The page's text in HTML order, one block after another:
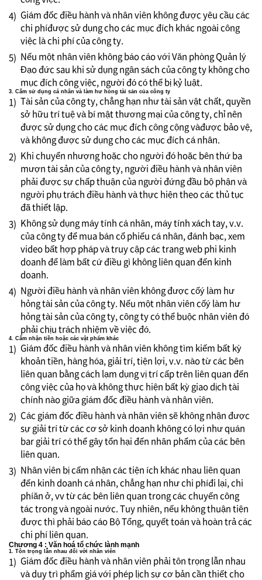
4) Giám đốc điều hành và nhân viên không được yêu cầu các
chi phíđược sử dụng cho các mục đích khác ngoài công
việc là chi phí của công ty.
5) Nếu một nhân viên không báo cáo với Văn phòng Quản lý
Đạo đức sau khi sử dụng ngân sách của công ty không cho
mục đích công việc, người đó có thể bị kỷ luật.
3. Cấm sử dụng cá nhân và làm hư hỏng tài sản của công ty
1) Tài sản của công ty, chẳng hạn như tài sản vật chất, quyền
sở hữu trí tuệ và bí mật thương mại của công ty, chỉ nên
được sử dụng cho các mục đích công cộng vàđược bảo vệ,
và không được sử dụng cho các mục đích cá nhân.
2) Khi chuyển nhượng hoặc cho người đó hoặc bên thứ ba
mượn tài sản của công ty, người điều hành và nhân viên
phải được sự chấp thuận của người đứng đầu bộ phận và
người phụ trách điều hành và thực hiện theo các thủ tục
đã thiết lập.
3) Không sử dụng máy tính cá nhân, máy tính xách tay, v.v.
của công ty để mua bán cổ phiếu cá nhân, đánh bạc, xem
video bất hợp pháp và truy cập các trang web phi kinh
doanh để làm bất cứ điều gì không liên quan đến kinh
doanh.
4) Người điều hành và nhân viên không được cốý làm hư
hỏng tài sản của công ty. Nếu một nhân viên cốý làm hư
hỏng tài sản của công ty, công ty có thể buộc nhân viên đó
phải chịu trách nhiệm về việc đó.
4. Cấm nhận tiền hoặc các vật phẩm khác
1) Giám đốc điều hành và nhân viên không tìm kiếm bất kỳ
khoản tiền, hàng hóa, giải trí, tiện lợi, v.v. nào từ các bên
liên quan bằng cách lạm dụng vị trí cấp trên liên quan đến
công việc của họ và không thực hiện bất kỳ giao dịch tài
chính nào giữa giám đốc điều hành và nhân viên.
2) Các giám đốc điều hành và nhân viên sẽ không nhận được
sự giải trí từ các cơ sở kinh doanh không có lợi như quán
bar giải trí có thể gây tổn hại đến nhân phẩm của các bên
liên quan.
3) Nhân viên bị cấm nhận các tiện ích khác nhau liên quan
đến kinh doanh cá nhân, chẳng hạn như chi phíđi lại, chi
phíăn ở, vv từ các bên liên quan trong các chuyến công
tác trong và ngoài nước. Tuy nhiên, nếu không thuận tiện
được thì phải báo cáo Bộ Tổng, quyết toán và hoàn trả các
chi phí liên quan.
Chương 4 : Văn hoá tổ chức lành mạnh
1. Tôn trọng lẫn nhau đối với nhân viên
1) Giám đốc điều hành và nhân viên phải tôn trọng lẫn nhau
và duy trì phẩm giá với phép lịch sự cơ bản cần thiết cho